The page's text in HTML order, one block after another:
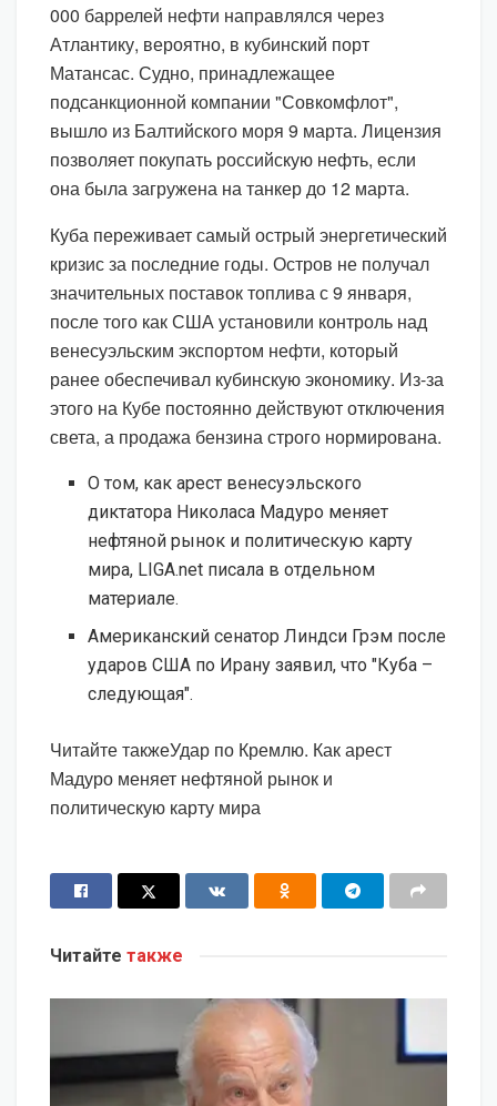
000 баррелей нефти направлялся через
Атлантику, вероятно, в кубинский порт
Матансас. Судно, принадлежащее
подсанкционной компании "Совкомфлот",
вышло из Балтийского моря 9 марта. Лицензия
позволяет покупать российскую нефть, если
она была загружена на танкер до 12 марта.
Куба переживает самый острый энергетический
кризис за последние годы. Остров не получал
значительных поставок топлива с 9 января,
после того как США установили контроль над
венесуэльским экспортом нефти, который
ранее обеспечивал кубинскую экономику. Из-за
этого на Кубе постоянно действуют отключения
света, а продажа бензина строго нормирована.
О том, как арест венесуэльского
диктатора Николаса Мадуро меняет
нефтяной рынок и политическую карту
мира, LIGA.net писала в отдельном
материале.
Американский сенатор Линдси Грэм после
ударов США по Ирану заявил, что "Куба –
следующая".
Читайте такжеУдар по Кремлю. Как арест
Мадуро меняет нефтяной рынок и
политическую карту мира
Читайте также